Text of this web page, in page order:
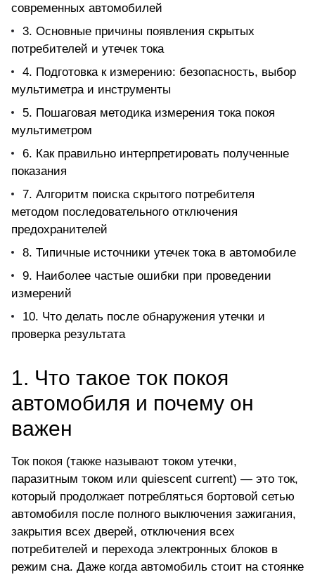
современных автомобилей
3. Основные причины появления скрытых
потребителей и утечек тока
4. Подготовка к измерению: безопасность, выбор
мультиметра и инструменты
5. Пошаговая методика измерения тока покоя
мультиметром
6. Как правильно интерпретировать полученные
показания
7. Алгоритм поиска скрытого потребителя
методом последовательного отключения
предохранителей
8. Типичные источники утечек тока в автомобиле
9. Наиболее частые ошибки при проведении
измерений
10. Что делать после обнаружения утечки и
проверка результата
1. Что такое ток покоя
автомобиля и почему он
важен
Ток покоя (также называют током утечки,
паразитным током или quiescent current) — это ток,
который продолжает потребляться бортовой сетью
автомобиля после полного выключения зажигания,
закрытия всех дверей, отключения всех
потребителей и перехода электронных блоков в
режим сна. Даже когда автомобиль стоит на стоянке